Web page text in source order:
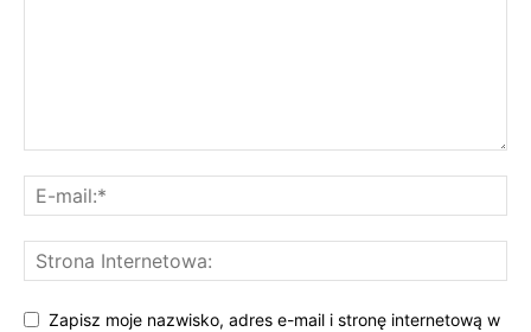
Zapisz moje nazwisko, adres e-mail i stronę internetową w